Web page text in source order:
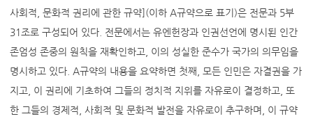
사회적, 문화적 권리에 관한 규약](이하 A규약으로 표기)은 전문과 5부
31조로 구성되어 있다. 전문에서는 유엔헌장과 인권선언에 명시된 인간
존엄성 존중의 원칙을 재확인하고, 이의 성실한 준수가 국가의 의무임을
명시하고 있다. A규약의 내용을 요약하면 첫째, 모든 인민은 자결권을 가
지고, 이 권리에 기초하여 그들의 정치적 지위를 자유로이 결정하고, 또
한 그들의 경제적, 사회적 및 문화적 발전을 자유로이 추구하며, 이 규약